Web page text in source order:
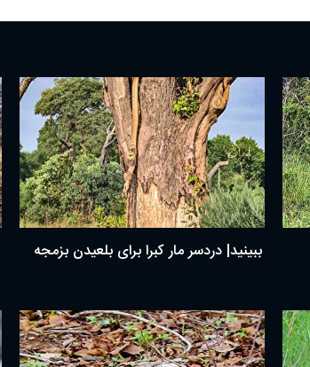
ببینید| دردسر مار کبرا برای بلعیدن بزمجه